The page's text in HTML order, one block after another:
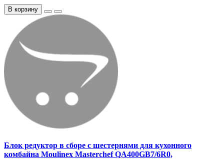
В корзину
Блок редуктор в сборе с шестернями для кухонного
комбайна Moulinex Masterchef QA400GB7/6R0,